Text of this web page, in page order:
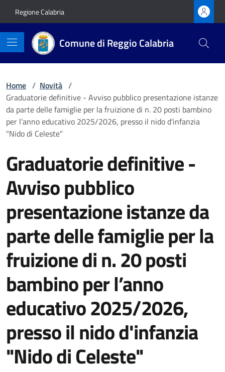
Regione Calabria
Comune di Reggio Calabria
Home / Novità /
Graduatorie definitive - Avviso pubblico presentazione istanze
da parte delle famiglie per la fruizione di n. 20 posti bambino
per l’anno educativo 2025/2026, presso il nido d'infanzia
"Nido di Celeste"
Graduatorie definitive -
Avviso pubblico
presentazione istanze da
parte delle famiglie per la
fruizione di n. 20 posti
bambino per l’anno
educativo 2025/2026,
presso il nido d'infanzia
"Nido di Celeste"